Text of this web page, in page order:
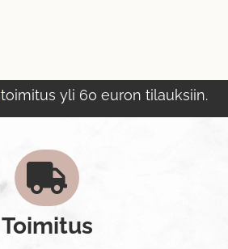
toimitus yli 60 euron tilauksiin.
Toimitus